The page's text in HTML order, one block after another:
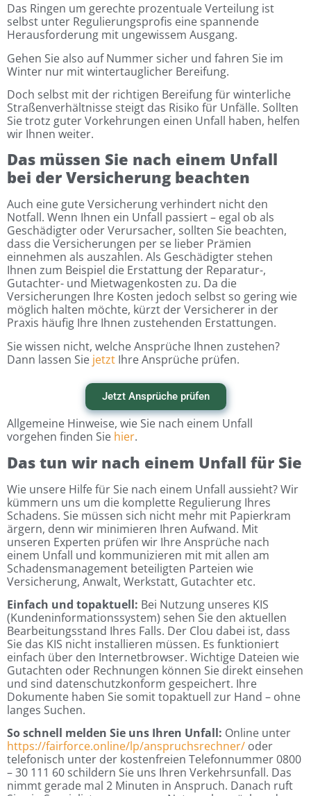
Das Ringen um gerechte prozentuale Verteilung ist
selbst unter Regulierungsprofis eine spannende
Herausforderung mit ungewissem Ausgang.
Gehen Sie also auf Nummer sicher und fahren Sie im
Winter nur mit wintertauglicher Bereifung.
Doch selbst mit der richtigen Bereifung für winterliche
Straßenverhältnisse steigt das Risiko für Unfälle. Sollten
Sie trotz guter Vorkehrungen einen Unfall haben, helfen
wir Ihnen weiter.
Das müssen Sie nach einem Unfall
bei der Versicherung beachten
Auch eine gute Versicherung verhindert nicht den
Notfall. Wenn Ihnen ein Unfall passiert – egal ob als
Geschädigter oder Verursacher, sollten Sie beachten,
dass die Versicherungen per se lieber Prämien
einnehmen als auszahlen. Als Geschädigter stehen
Ihnen zum Beispiel die Erstattung der Reparatur-,
Gutachter- und Mietwagenkosten zu. Da die
Versicherungen Ihre Kosten jedoch selbst so gering wie
möglich halten möchte, kürzt der Versicherer in der
Praxis häufig Ihre Ihnen zustehenden Erstattungen.
Sie wissen nicht, welche Ansprüche Ihnen zustehen?
Dann lassen Sie jetzt Ihre Ansprüche prüfen.
Jetzt Ansprüche prüfen
Allgemeine Hinweise, wie Sie nach einem Unfall
vorgehen finden Sie hier.
Das tun wir nach einem Unfall für Sie
Wie unsere Hilfe für Sie nach einem Unfall aussieht? Wir
kümmern uns um die komplette Regulierung Ihres
Schadens. Sie müssen sich nicht mehr mit Papierkram
ärgern, denn wir minimieren Ihren Aufwand. Mit
unseren Experten prüfen wir Ihre Ansprüche nach
einem Unfall und kommunizieren mit mit allen am
Schadensmanagement beteiligten Parteien wie
Versicherung, Anwalt, Werkstatt, Gutachter etc.
Einfach und topaktuell: Bei Nutzung unseres KIS
(Kundeninformationssystem) sehen Sie den aktuellen
Bearbeitungsstand Ihres Falls. Der Clou dabei ist, dass
Sie das KIS nicht installieren müssen. Es funktioniert
einfach über den Internetbrowser. Wichtige Dateien wie
Gutachten oder Rechnungen können Sie direkt einsehen
und sind datenschutzkonform gespeichert. Ihre
Dokumente haben Sie somit topaktuell zur Hand – ohne
langes Suchen.
So schnell melden Sie uns Ihren Unfall: Online unter
https://fairforce.online/lp/anspruchsrechner/ oder
telefonisch unter der kostenfreien Telefonnummer 0800
– 30 111 60 schildern Sie uns Ihren Verkehrsunfall. Das
nimmt gerade mal 2 Minuten in Anspruch. Danach ruft